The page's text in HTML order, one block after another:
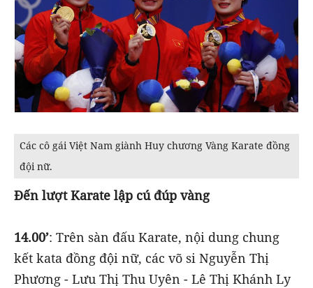
Các cô gái Việt Nam giành Huy chương Vàng Karate đồng
đội nữ.
Đến lượt Karate lập cú đúp vàng
14.00’: Trên sàn đấu Karate, nội dung chung
kết kata đồng đội nữ, các võ si Nguyễn Thị
Phương - Lưu Thị Thu Uyên - Lê Thị Khánh Ly